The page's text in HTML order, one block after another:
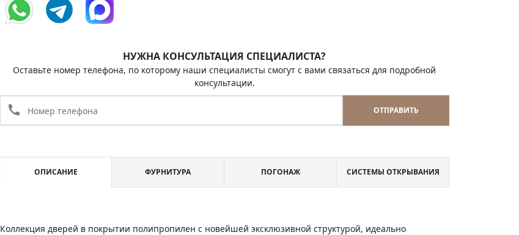
НУЖНА КОНСУЛЬТАЦИЯ СПЕЦИАЛИСТА?
Оставьте номер телефона, по которому наши специалисты смогут с вами связаться для подробной
консультации.
call ОТПРАВИТЬ
ОПИСАНИЕ ФУРНИТУРА ПОГОНАЖ СИСТЕМЫ ОТКРЫВАНИЯ
Коллекция дверей в покрытии полипропилен с новейшей эксклюзивной структурой, идеально